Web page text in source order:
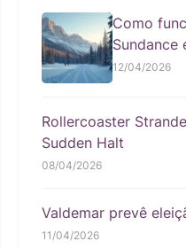
Como
Sundance
12/04/2026
Rollercoaster
Sudden Halt
08/04/2026
Valdemar prevê
11/04/2026